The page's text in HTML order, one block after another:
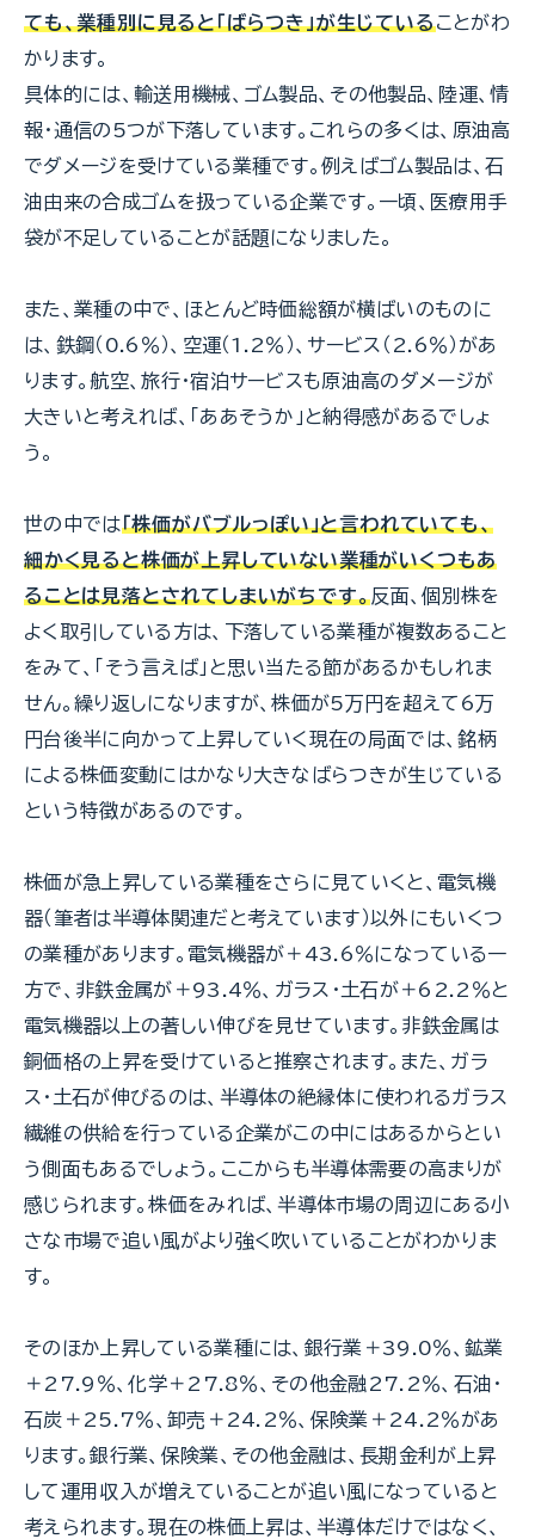
ても、業種別に見ると「ばらつき」が生じていることがわ
かります。
具体的には、輸送用機械、ゴム製品、その他製品、陸運、情
報・通信の5つが下落しています。これらの多くは、原油高
でダメージを受けている業種です。例えばゴム製品は、石
油由来の合成ゴムを扱っている企業です。一頃、医療用手
袋が不足していることが話題になりました。
また、業種の中で、ほとんど時価総額が横ばいのものに
は、鉄鋼（0.6％）、空運（1.2％）、サービス（2.6％）があ
ります。航空、旅行・宿泊サービスも原油高のダメージが
大きいと考えれば、「ああそうか」と納得感があるでしょ
う。
世の中では「株価がバブルっぽい」と言われていても、
細かく見ると株価が上昇していない業種がいくつもあ
ることは見落とされてしまいがちです。反面、個別株を
よく取引している方は、下落している業種が複数あること
をみて、「そう言えば」と思い当たる節があるかもしれま
せん。繰り返しになりますが、株価が5万円を超えて6万
円台後半に向かって上昇していく現在の局面では、銘柄
による株価変動にはかなり大きなばらつきが生じている
という特徴があるのです。
株価が急上昇している業種をさらに見ていくと、電気機
器（筆者は半導体関連だと考えています）以外にもいくつ
の業種があります。電気機器が＋43.6％になっている一
方で、非鉄金属が＋93.4％、ガラス・土石が＋62.2％と
電気機器以上の著しい伸びを見せています。非鉄金属は
銅価格の上昇を受けていると推察されます。また、ガラ
ス・土石が伸びるのは、半導体の絶縁体に使われるガラス
繊維の供給を行っている企業がこの中にはあるからとい
う側面もあるでしょう。ここからも半導体需要の高まりが
感じられます。株価をみれば、半導体市場の周辺にある小
さな市場で追い風がより強く吹いていることがわかりま
す。
そのほか上昇している業種には、銀行業＋39.0％、鉱業
＋27.9％、化学＋27.8％、その他金融27.2％、石油・
石炭＋25.7％、卸売＋24.2％、保険業＋24.2％があ
ります。銀行業、保険業、その他金融は、長期金利が上昇
して運用収入が増えていることが追い風になっていると
考えられます。現在の株価上昇は、半導体だけではなく、